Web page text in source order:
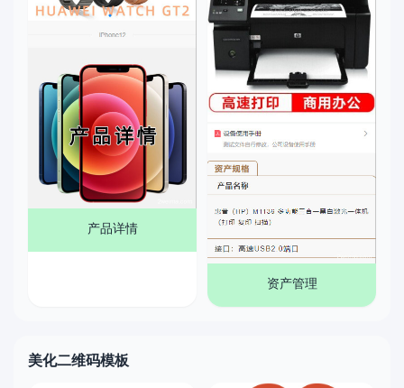
产品详情
资产管理
美化二维码模板